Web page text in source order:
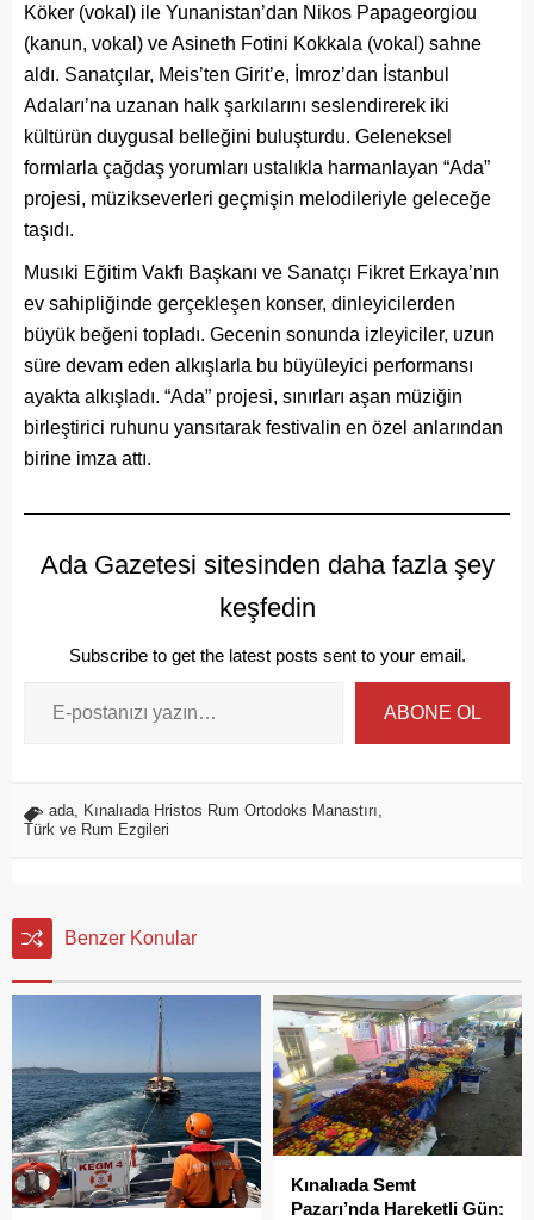
Köker (vokal) ile Yunanistan’dan Nikos Papageorgiou
(kanun, vokal) ve Asineth Fotini Kokkala (vokal) sahne
aldı. Sanatçılar, Meis’ten Girit’e, İmroz’dan İstanbul
Adaları’na uzanan halk şarkılarını seslendirerek iki
kültürün duygusal belleğini buluşturdu. Geleneksel
formlarla çağdaş yorumları ustalıkla harmanlayan “Ada”
projesi, müzikseverleri geçmişin melodileriyle geleceğe
taşıdı.
Musıki Eğitim Vakfı Başkanı ve Sanatçı Fikret Erkaya’nın
ev sahipliğinde gerçekleşen konser, dinleyicilerden
büyük beğeni topladı. Gecenin sonunda izleyiciler, uzun
süre devam eden alkışlarla bu büyüleyici performansı
ayakta alkışladı. “Ada” projesi, sınırları aşan müziğin
birleştirici ruhunu yansıtarak festivalin en özel anlarından
birine imza attı.
Ada Gazetesi sitesinden daha fazla şey
keşfedin
Subscribe to get the latest posts sent to your email.
ABONE OL
ada, Kınalıada Hristos Rum Ortodoks Manastırı,
Türk ve Rum Ezgileri
Benzer Konular
Kınalıada Semt
Pazarı’nda Hareketli Gün: